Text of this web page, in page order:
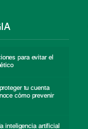
para evitar el
tu cuenta
cómo prevenir
inteligencia artificial